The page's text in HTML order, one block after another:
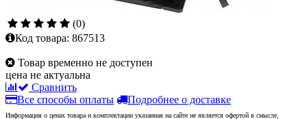
(0)
Код товара: 867513
Товар временно не доступен
цена не актуальна
Сравнить
Все способы оплаты
Подробнее о доставке
Информация о ценах товара и комплектации указанная на сайте не является офертой в смысле,